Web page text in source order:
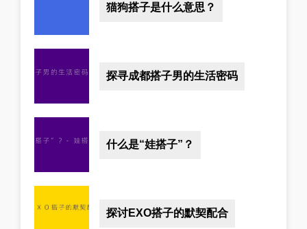
猫狗搭子是什么意思？
探寻成都搭子男的生活密码
什么是“娃搭子”？
探讨EXO搭子的默契配合